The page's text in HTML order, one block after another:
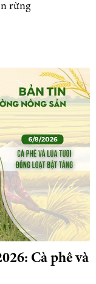
rừng
Cà phê và